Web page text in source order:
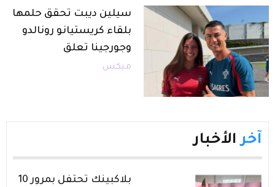
سيلين ديبت تحقق حلمها
بلقاء كريستيانو رونالدو
وجورجينا تعلق
ميكس
آخر الأخبار
بلاكبينك تحتفل بمرور 10